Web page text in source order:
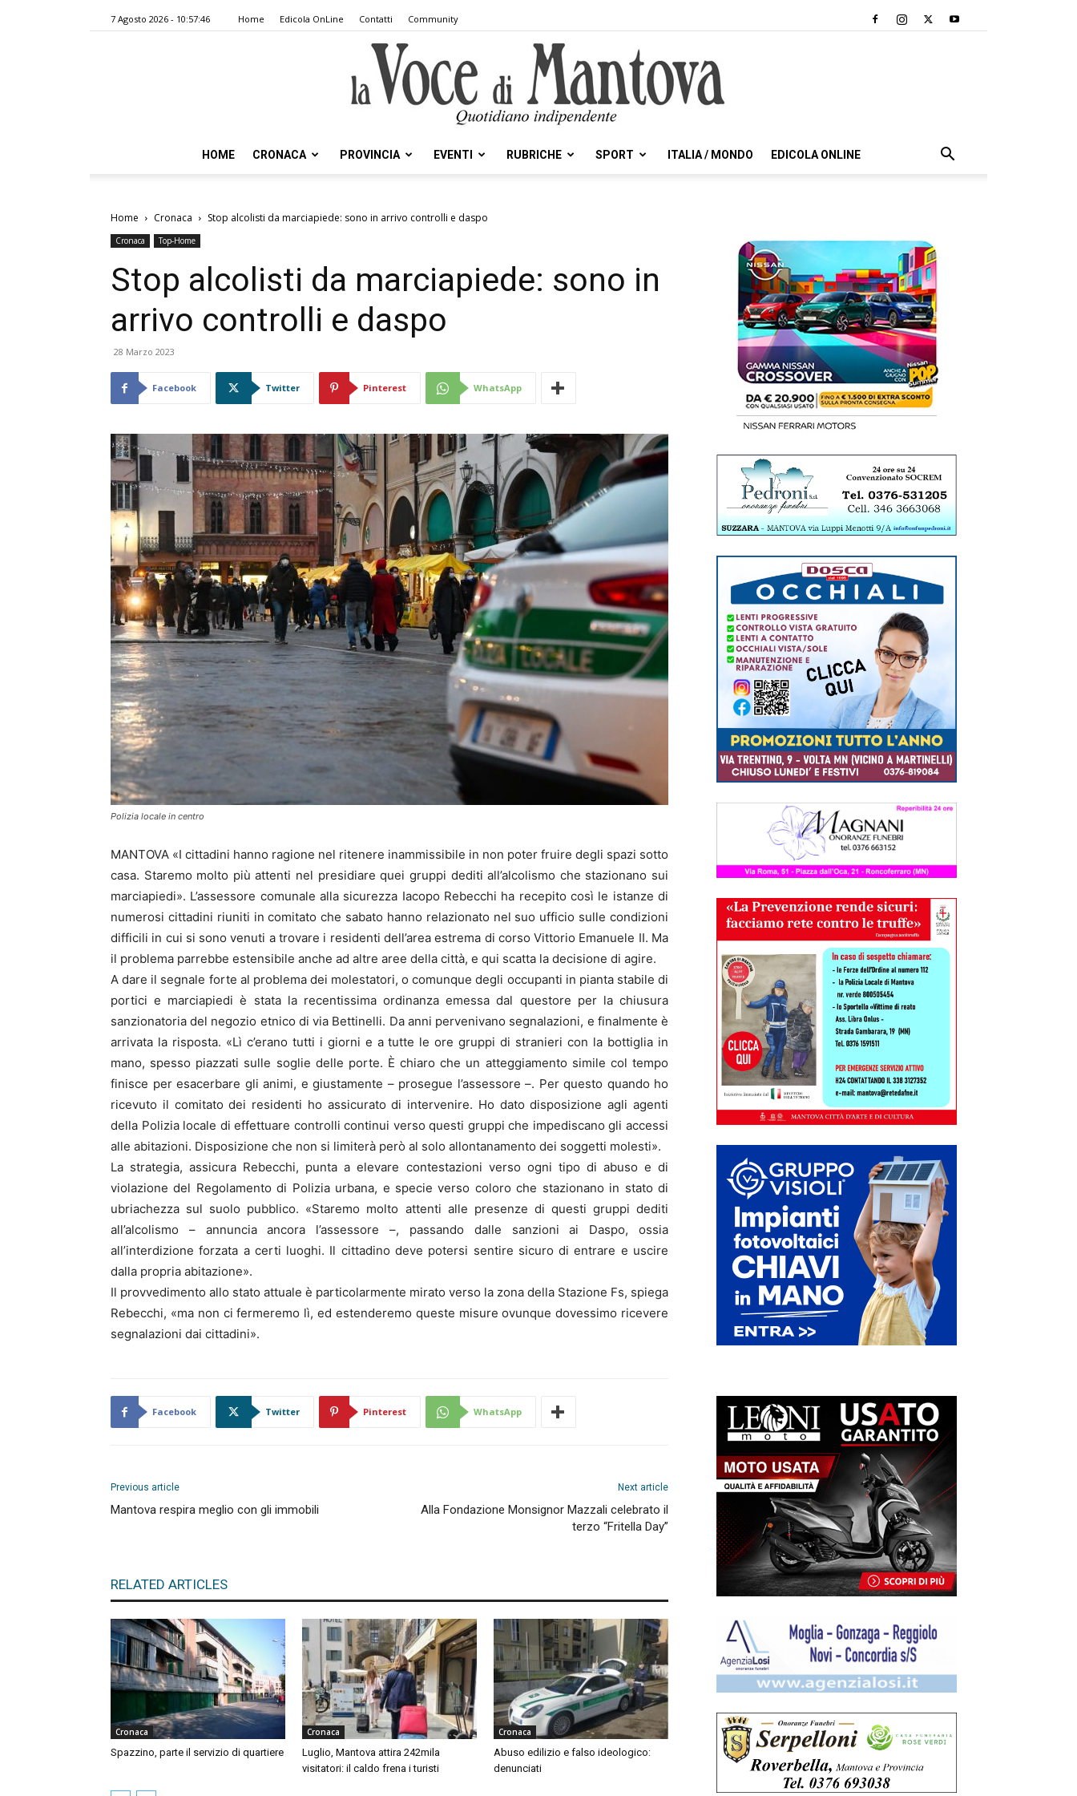
7 Agosto 2026 - 10:57:46 Home Edicola OnLine Contatti Community
Voce
Mantova
HOME CRONACA PROVINCIA EVENTI RUBRICHE SPORT ITALIA / MONDO EDICOLA ONLINE
Home Cronaca Stop alcolisti da marciapiede: sono in arrivo controlli e daspo
Cronaca Top-Home
Stop alcolisti da marciapiede: sono in
arrivo controlli e daspo
28 Marzo 2023
Facebook Twitter Pinterest WhatsApp
Polizia locale in centro
MANTOVA «I cittadini hanno ragione nel ritenere inammissibile in non poter fruire degli spazi sotto
casa. Staremo molto più attenti nel presidiare quei gruppi dediti all’alcolismo che stazionano sui
marciapiedi». L’assessore comunale alla sicurezza Iacopo Rebecchi ha recepito così le istanze di
numerosi cittadini riuniti in comitato che sabato hanno relazionato nel suo ufficio sulle condizioni
difficili in cui si sono venuti a trovare i residenti dell’area estrema di corso Vittorio Emanuele II. Ma
il problema parrebbe estensibile anche ad altre aree della città, e qui scatta la decisione di agire.
A dare il segnale forte al problema dei molestatori, o comunque degli occupanti in pianta stabile di
portici e marciapiedi è stata la recentissima ordinanza emessa dal questore per la chiusura
sanzionatoria del negozio etnico di via Bettinelli. Da anni pervenivano segnalazioni, e finalmente è
arrivata la risposta. «Lì c’erano tutti i giorni e a tutte le ore gruppi di stranieri con la bottiglia in
mano, spesso piazzati sulle soglie delle porte. È chiaro che un atteggiamento simile col tempo
finisce per esacerbare gli animi, e giustamente – prosegue l’assessore –. Per questo quando ho
ricevuto il comitato dei residenti ho assicurato di intervenire. Ho dato disposizione agli agenti
della Polizia locale di effettuare controlli continui verso questi gruppi che impediscano gli accessi
alle abitazioni. Disposizione che non si limiterà però al solo allontanamento dei soggetti molesti».
La strategia, assicura Rebecchi, punta a elevare contestazioni verso ogni tipo di abuso e di
violazione del Regolamento di Polizia urbana, e specie verso coloro che stazionano in stato di
ubriachezza sul suolo pubblico. «Staremo molto attenti alle presenze di questi gruppi dediti
all’alcolismo – annuncia ancora l’assessore –, passando dalle sanzioni ai Daspo, ossia
all’interdizione forzata a certi luoghi. Il cittadino deve potersi sentire sicuro di entrare e uscire
dalla propria abitazione».
Il provvedimento allo stato attuale è particolarmente mirato verso la zona della Stazione Fs, spiega
Rebecchi, «ma non ci fermeremo lì, ed estenderemo queste misure ovunque dovessimo ricevere
segnalazioni dai cittadini».
Facebook Twitter Pinterest WhatsApp
Previous article
Mantova respira meglio con gli immobili
Next article
Alla Fondazione Monsignor Mazzali celebrato il
terzo “Fritella Day”
RELATED ARTICLES
Cronaca
Spazzino, parte il servizio di quartiere
Cronaca
Luglio, Mantova attira 242mila
visitatori: il caldo frena i turisti
Cronaca
Abuso edilizio e falso ideologico:
denunciati